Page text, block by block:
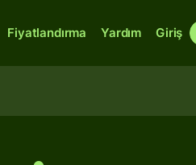
Fiyatlandırma Yardım Giriş